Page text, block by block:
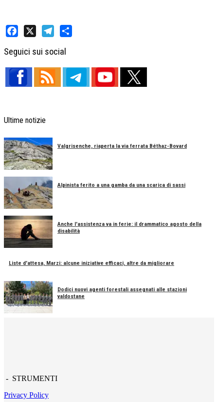
Seguici sui social
Ultime notizie
Valgrisenche, riaperta la via ferrata Béthaz-Bovard
Alpinista ferito a una gamba da una scarica di sassi
Anche l'assistenza va in ferie: il drammatico agosto della
disabilità
Liste d'attesa, Marzi: alcune iniziative efficaci, altre da migliorare
Dodici nuovi agenti forestali assegnati alle stazioni
valdostane
- STRUMENTI
Privacy Policy